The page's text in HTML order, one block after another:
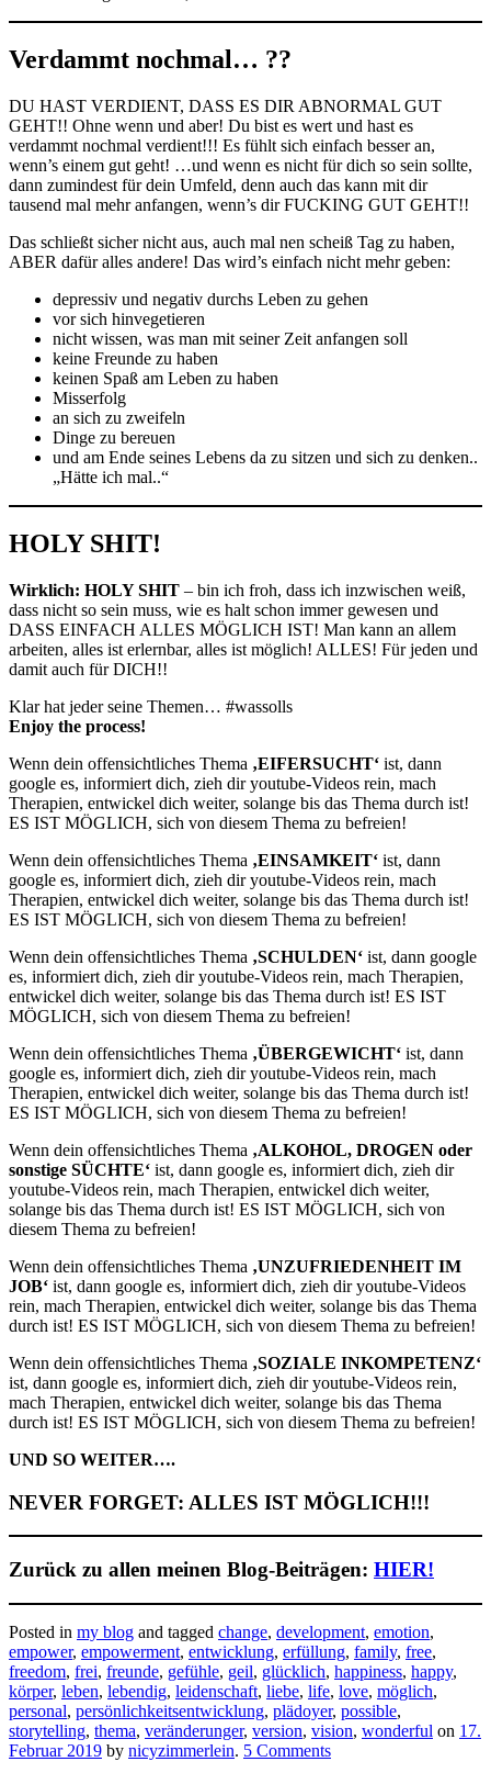
Verdammt nochmal… ??
DU HAST VERDIENT, DASS ES DIR ABNORMAL GUT
GEHT!! Ohne wenn und aber! Du bist es wert und hast es
verdammt nochmal verdient!!! Es fühlt sich einfach besser an,
wenn’s einem gut geht! …und wenn es nicht für dich so sein sollte,
dann zumindest für dein Umfeld, denn auch das kann mit dir
tausend mal mehr anfangen, wenn’s dir FUCKING GUT GEHT!!
Das schließt sicher nicht aus, auch mal nen scheiß Tag zu haben,
ABER dafür alles andere! Das wird’s einfach nicht mehr geben:
depressiv und negativ durchs Leben zu gehen
vor sich hinvegetieren
nicht wissen, was man mit seiner Zeit anfangen soll
keine Freunde zu haben
keinen Spaß am Leben zu haben
Misserfolg
an sich zu zweifeln
Dinge zu bereuen
und am Ende seines Lebens da zu sitzen und sich zu denken..
„Hätte ich mal..“
HOLY SHIT!
Wirklich: HOLY SHIT – bin ich froh, dass ich inzwischen weiß,
dass nicht so sein muss, wie es halt schon immer gewesen und
DASS EINFACH ALLES MÖGLICH IST! Man kann an allem
arbeiten, alles ist erlernbar, alles ist möglich! ALLES! Für jeden und
damit auch für DICH!!
Klar hat jeder seine Themen… #wassolls
Enjoy the process!
Wenn dein offensichtliches Thema ‚EIFERSUCHT‘ ist, dann
google es, informiert dich, zieh dir youtube-Videos rein, mach
Therapien, entwickel dich weiter, solange bis das Thema durch ist!
ES IST MÖGLICH, sich von diesem Thema zu befreien!
Wenn dein offensichtliches Thema ‚EINSAMKEIT‘ ist, dann
google es, informiert dich, zieh dir youtube-Videos rein, mach
Therapien, entwickel dich weiter, solange bis das Thema durch ist!
ES IST MÖGLICH, sich von diesem Thema zu befreien!
Wenn dein offensichtliches Thema ‚SCHULDEN‘ ist, dann google
es, informiert dich, zieh dir youtube-Videos rein, mach Therapien,
entwickel dich weiter, solange bis das Thema durch ist! ES IST
MÖGLICH, sich von diesem Thema zu befreien!
Wenn dein offensichtliches Thema ‚ÜBERGEWICHT‘ ist, dann
google es, informiert dich, zieh dir youtube-Videos rein, mach
Therapien, entwickel dich weiter, solange bis das Thema durch ist!
ES IST MÖGLICH, sich von diesem Thema zu befreien!
Wenn dein offensichtliches Thema ‚ALKOHOL, DROGEN oder
sonstige SÜCHTE‘ ist, dann google es, informiert dich, zieh dir
youtube-Videos rein, mach Therapien, entwickel dich weiter,
solange bis das Thema durch ist! ES IST MÖGLICH, sich von
diesem Thema zu befreien!
Wenn dein offensichtliches Thema ‚UNZUFRIEDENHEIT IM
JOB‘ ist, dann google es, informiert dich, zieh dir youtube-Videos
rein, mach Therapien, entwickel dich weiter, solange bis das Thema
durch ist! ES IST MÖGLICH, sich von diesem Thema zu befreien!
Wenn dein offensichtliches Thema ‚SOZIALE INKOMPETENZ‘
ist, dann google es, informiert dich, zieh dir youtube-Videos rein,
mach Therapien, entwickel dich weiter, solange bis das Thema
durch ist! ES IST MÖGLICH, sich von diesem Thema zu befreien!
UND SO WEITER….
NEVER FORGET: ALLES IST MÖGLICH!!!
Zurück zu allen meinen Blog-Beiträgen: HIER!
Posted in my blog and tagged change, development, emotion,
empower, empowerment, entwicklung, erfüllung, family, free,
freedom, frei, freunde, gefühle, geil, glücklich, happiness, happy,
körper, leben, lebendig, leidenschaft, liebe, life, love, möglich,
personal, persönlichkeitsentwicklung, plädoyer, possible,
storytelling, thema, veränderunger, version, vision, wonderful on 17.
Februar 2019 by nicyzimmerlein. 5 Comments